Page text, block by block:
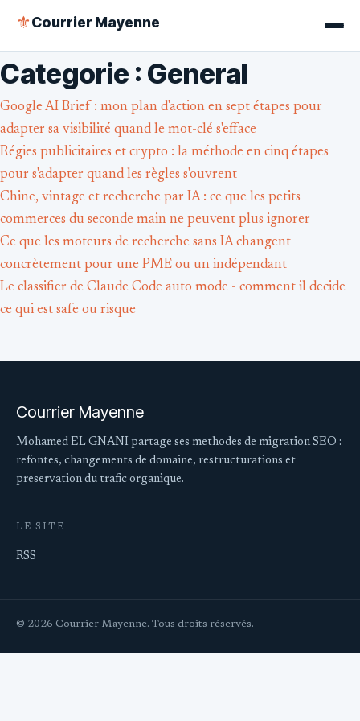
⚜Courrier Mayenne
Categorie : General
Google AI Brief : mon plan d'action en sept étapes pour
adapter sa visibilité quand le mot-clé s'efface
Régies publicitaires et crypto : la méthode en cinq étapes
pour s'adapter quand les règles s'ouvrent
Chine, vintage et recherche par IA : ce que les petits
commerces du seconde main ne peuvent plus ignorer
Ce que les moteurs de recherche sans IA changent
concrètement pour une PME ou un indépendant
Le classifier de Claude Code auto mode - comment il decide
ce qui est safe ou risque
Courrier Mayenne
Mohamed EL GNANI partage ses methodes de migration SEO :
refontes, changements de domaine, restructurations et
preservation du trafic organique.
LE SITE
RSS
© 2026 Courrier Mayenne. Tous droits réservés.